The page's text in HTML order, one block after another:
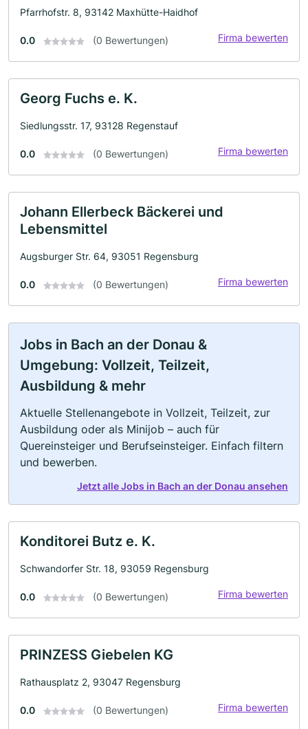
Pfarrhofstr. 8, 93142 Maxhütte-Haidhof
0.0 (0 Bewertungen) Firma bewerten
Georg Fuchs e. K.
Siedlungsstr. 17, 93128 Regenstauf
0.0 (0 Bewertungen) Firma bewerten
Johann Ellerbeck Bäckerei und
Lebensmittel
Augsburger Str. 64, 93051 Regensburg
0.0 (0 Bewertungen) Firma bewerten
Jobs in Bach an der Donau &
Umgebung: Vollzeit, Teilzeit,
Ausbildung & mehr
Aktuelle Stellenangebote in Vollzeit, Teilzeit, zur
Ausbildung oder als Minijob – auch für
Quereinsteiger und Berufseinsteiger. Einfach filtern
und bewerben.
Jetzt alle Jobs in Bach an der Donau ansehen
Konditorei Butz e. K.
Schwandorfer Str. 18, 93059 Regensburg
0.0 (0 Bewertungen) Firma bewerten
PRINZESS Giebelen KG
Rathausplatz 2, 93047 Regensburg
0.0 (0 Bewertungen) Firma bewerten